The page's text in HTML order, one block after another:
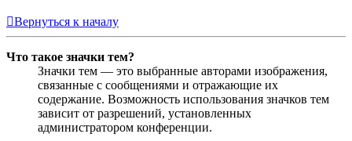
Вернуться к началу
Что такое значки тем?
Значки тем — это выбранные авторами изображения,
связанные с сообщениями и отражающие их
содержание. Возможность использования значков тем
зависит от разрешений, установленных
администратором конференции.